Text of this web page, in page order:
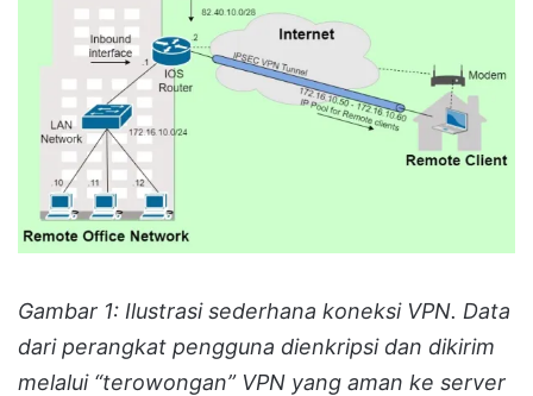
Gambar 1: Ilustrasi sederhana koneksi VPN. Data
dari perangkat pengguna dienkripsi dan dikirim
melalui “terowongan” VPN yang aman ke server